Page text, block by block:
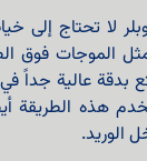
لا تحتاج إلى
الموجات فوق
بدقة عالية جداً
هذه الطريقة
الوريد.